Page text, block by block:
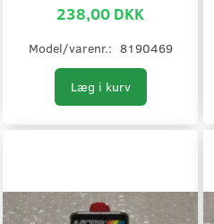
238,00 DKK
Model/varenr.: 8190469
Læg i kurv